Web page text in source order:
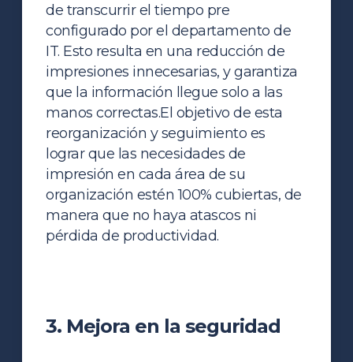
de transcurrir el tiempo pre
configurado por el departamento de
IT. Esto resulta en una reducción de
impresiones innecesarias, y garantiza
que la información llegue solo a las
manos correctas.El objetivo de esta
reorganización y seguimiento es
lograr que las necesidades de
impresión en cada área de su
organización estén 100% cubiertas, de
manera que no haya atascos ni
pérdida de productividad.
3. Mejora en la seguridad